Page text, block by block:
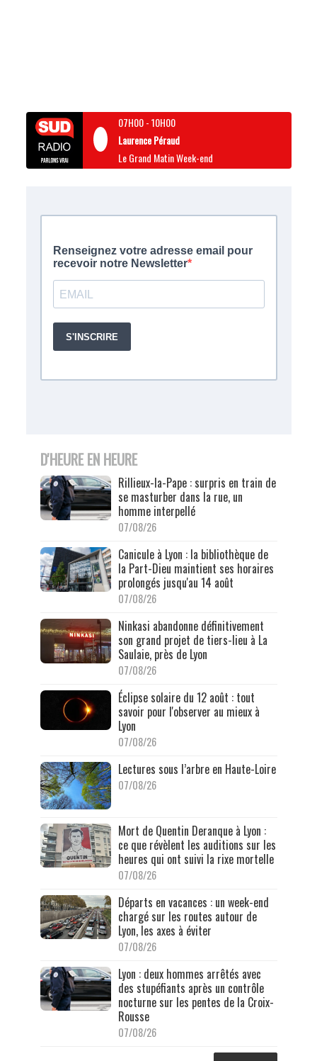
07H00-10H00
Laurence Péraud
Le Grand Matin Week-end
D'HEURE EN HEURE
Rillieux-la-Pape : surpris en train de
se masturber dans la rue, un
homme interpellé
07/08/26
Canicule à Lyon : la bibliothèque de
la Part-Dieu maintient ses horaires
prolongés jusqu'au 14 août
07/08/26
Ninkasi abandonne définitivement
son grand projet de tiers-lieu à La
Saulaie, près de Lyon
07/08/26
Éclipse solaire du 12 août : tout
savoir pour l'observer au mieux à
Lyon
07/08/26
Lectures sous l’arbre en Haute-Loire
07/08/26
Mort de Quentin Deranque à Lyon :
ce que révèlent les auditions sur les
heures qui ont suivi la rixe mortelle
07/08/26
Départs en vacances : un week-end
chargé sur les routes autour de
Lyon, les axes à éviter
07/08/26
Lyon : deux hommes arrêtés avec
des stupéfiants après un contrôle
nocturne sur les pentes de la Croix-
Rousse
07/08/26